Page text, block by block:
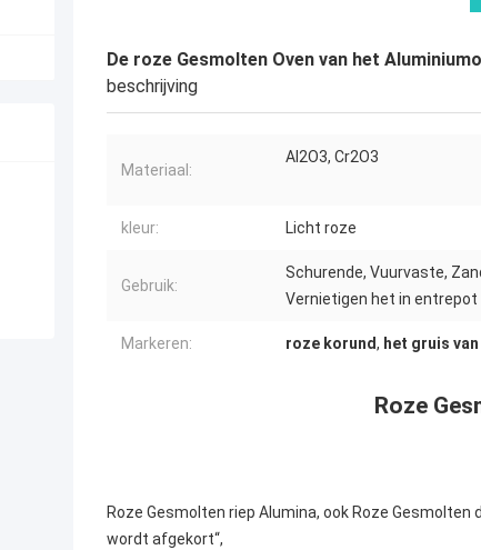
De roze Gesmolten Oven van het
beschrijving
Materiaal:
Al2O3, Cr2O3
kleur: Licht roze
Gebruik:
Schurende, Vuurvaste,
Vernietigen het in entrepot
Markeren: roze korund, het gruis
Roze
Roze Gesmolten riep Alumina, ook Roze
wordt afgekort“,